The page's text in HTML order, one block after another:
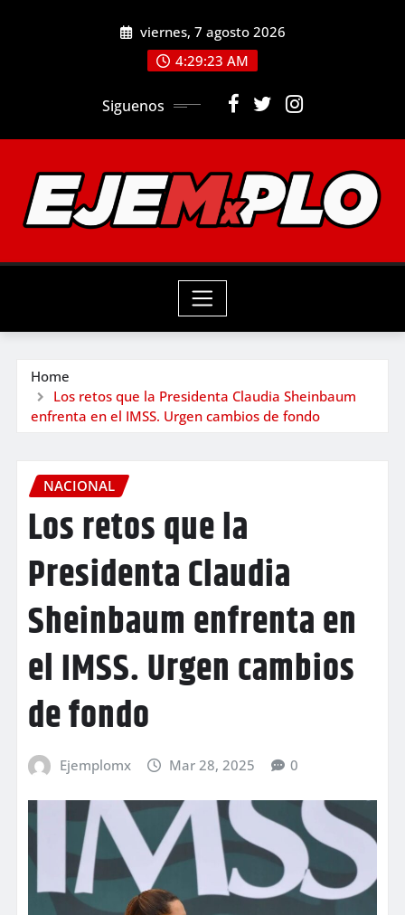
viernes, 7 agosto 2026
4:29:25 AM
Siguenos
Home
Los retos que la Presidenta Claudia Sheinbaum
enfrenta en el IMSS. Urgen cambios de fondo
NACIONAL
Los retos que la
Presidenta Claudia
Sheinbaum enfrenta en
el IMSS. Urgen cambios
de fondo
Ejemplomx Mar 28, 2025 0